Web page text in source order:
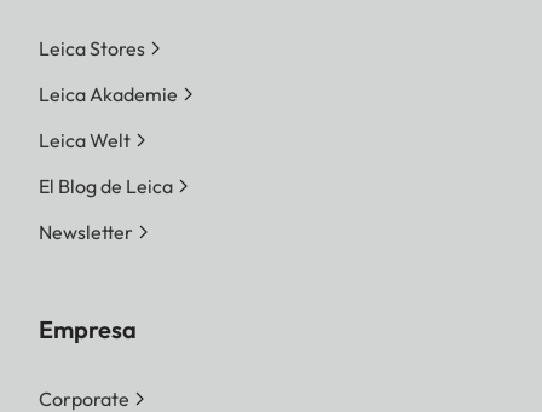
Leica Stores
Leica Akademie
Leica Welt
El Blog de Leica
Newsletter
Empresa
Corporate